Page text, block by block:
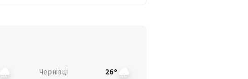
Чернівці 26°